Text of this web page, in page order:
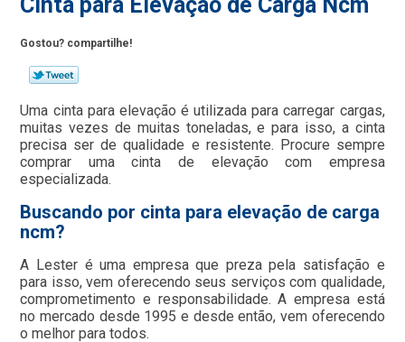
Gostou? compartilhe!
Uma cinta para elevação é utilizada para carregar cargas,
muitas vezes de muitas toneladas, e para isso, a cinta
precisa ser de qualidade e resistente. Procure sempre
comprar uma cinta de elevação com empresa
especializada.
Buscando por cinta para elevação de carga
ncm?
A Lester é uma empresa que preza pela satisfação e
para isso, vem oferecendo seus serviços com qualidade,
comprometimento e responsabilidade. A empresa está
no mercado desde 1995 e desde então, vem oferecendo
o melhor para todos.